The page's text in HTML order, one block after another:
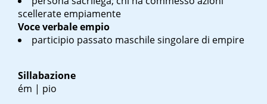
scellerate empiamente
Voce verbaleempio
participio passato maschile singolare di empire
Sillabazione
ém | pio